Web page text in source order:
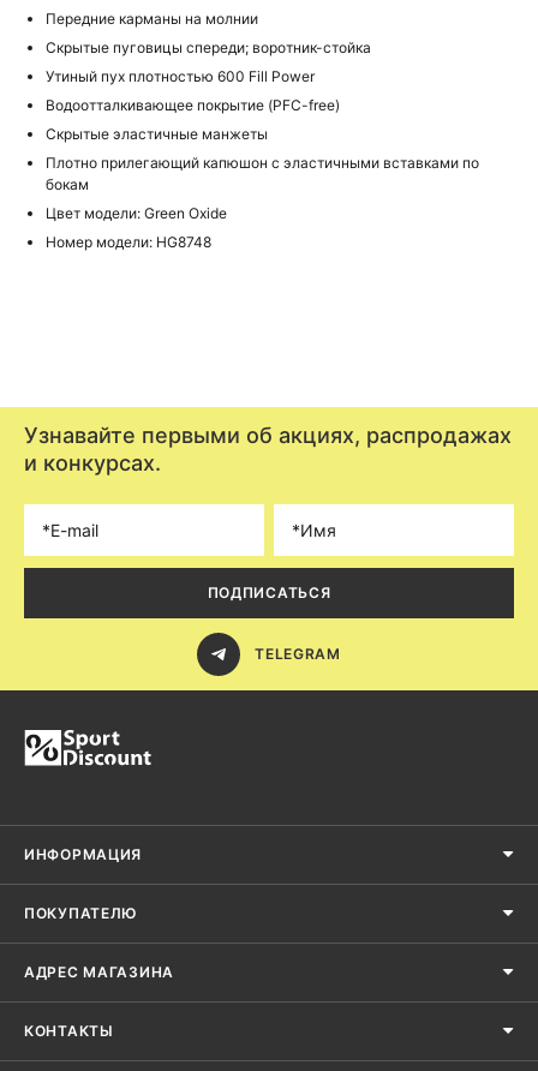
Передние карманы на молнии
Скрытые пуговицы спереди; воротник-стойка
Утиный пух плотностью 600 Fill Power
Водоотталкивающее покрытие (PFC-free)
Скрытые эластичные манжеты
Плотно прилегающий капюшон с эластичными вставками по
бокам
Цвет модели: Green Oxide
Номер модели: HG8748
Узнавайте первыми об акциях, распродажах
и конкурсах.
ПОДПИСАТЬСЯ
TELEGRAM
ИНФОРМАЦИЯ
ПОКУПАТЕЛЮ
АДРЕС МАГАЗИНА
КОНТАКТЫ